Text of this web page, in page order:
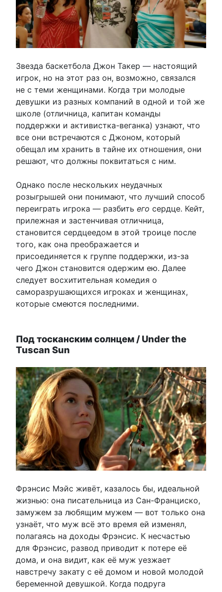
Звезда баскетбола Джон Такер — настоящий
игрок, но на этот раз он, возможно, связался
не с теми женщинами. Когда три молодые
девушки из разных компаний в одной и той же
школе (отличница, капитан команды
поддержки и активистка-веганка) узнают, что
все они встречаются с Джоном, который
обещал им хранить в тайне их отношения, они
решают, что должны поквитаться с ним.
Однако после нескольких неудачных
розыгрышей они понимают, что лучший способ
переиграть игрока — разбить его сердце. Кейт,
прилежная и застенчивая отличница,
становится сердцеедом в этой троице после
того, как она преображается и
присоединяется к группе поддержки, из-за
чего Джон становится одержим ею. Далее
следует восхитительная комедия о
саморазрушающихся игроках и женщинах,
которые смеются последними.
Под тосканским солнцем / Under the
Tuscan Sun
Фрэнсис Мэйс живёт, казалось бы, идеальной
жизнью: она писательница из Сан-Франциско,
замужем за любящим мужем — вот только она
узнаёт, что муж всё это время ей изменял,
полагаясь на доходы Фрэнсис. К несчастью
для Фрэнсис, развод приводит к потере её
дома, и она видит, как её муж уезжает
навстречу закату с её домом и новой молодой
беременной девушкой. Когда подруга